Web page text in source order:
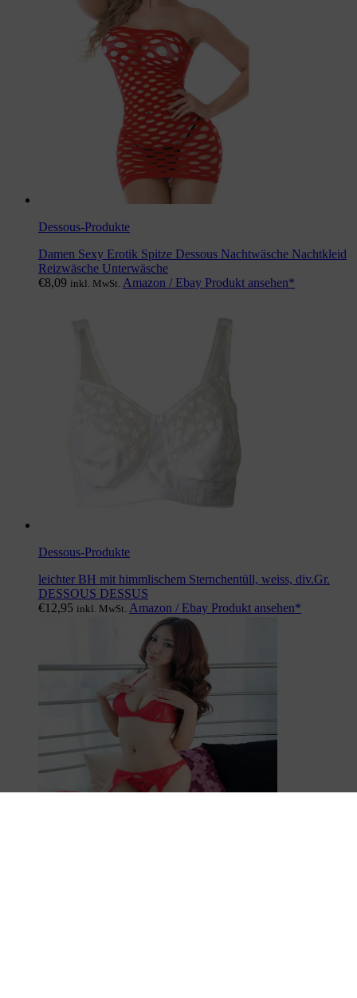
Dessous-Produkte
Damen Sexy Erotik Spitze Dessous Nachtwäsche Nachtkleid
Reizwäsche Unterwäsche
€8,09 inkl. MwSt. Amazon / Ebay Produkt ansehen*
Dessous-Produkte
leichter BH mit himmlischem Sternchentüll, weiss, div.Gr.
DESSOUS DESSUS
€12,95 inkl. MwSt. Amazon / Ebay Produkt ansehen*